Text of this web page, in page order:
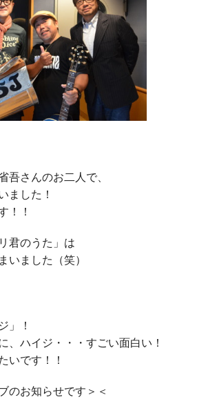
吾さんのお二人で、
ました！
！！
君のうた」は
いました（笑）
」！
、ハイジ・・・すごい面白い！
いです！！
のお知らせです＞＜